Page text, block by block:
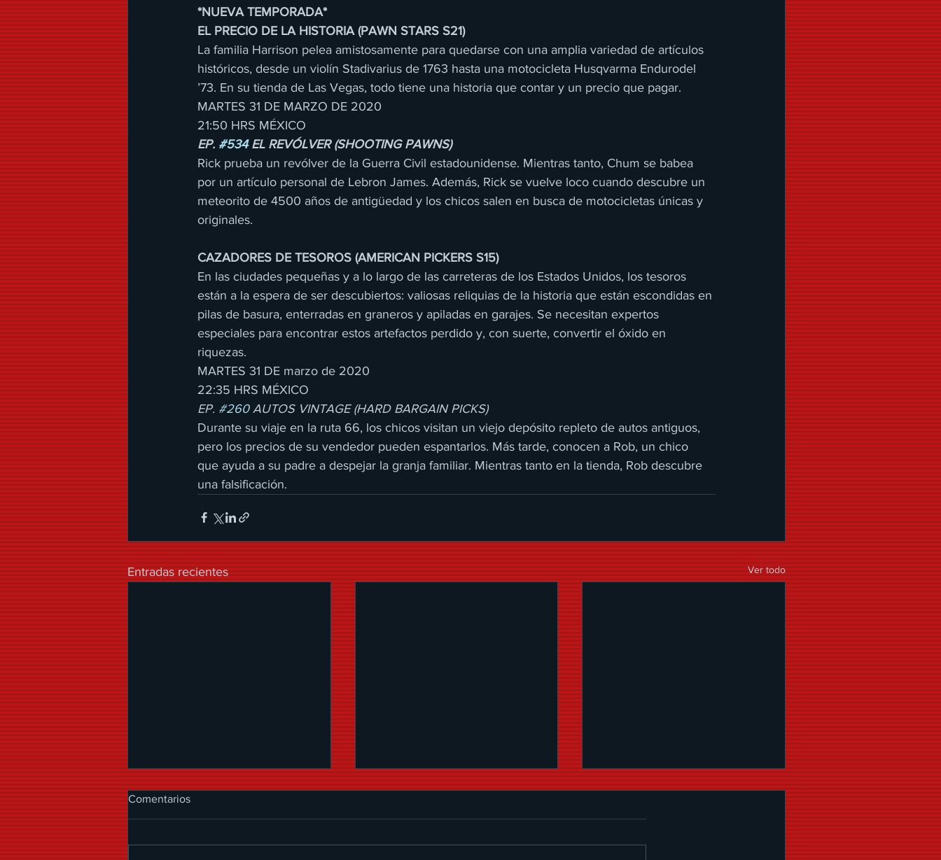
*NUEVA TEMPORADA*
EL PRECIO DE LA HISTORIA (PAWN STARS S21)
La familia Harrison pelea amistosamente para quedarse con una amplia variedad de artículos
históricos, desde un violín Stadivarius de 1763 hasta una motocicleta Husqvarma Endurodel
’73. En su tienda de Las Vegas, todo tiene una historia que contar y un precio que pagar.
MARTES 31 DE MARZO DE 2020
21:50 HRS MÉXICO
EP. #534 EL REVÓLVER (SHOOTING PAWNS)
Rick prueba un revólver de la Guerra Civil estadounidense. Mientras tanto, Chum se babea
por un artículo personal de Lebron James. Además, Rick se vuelve loco cuando descubre un
meteorito de 4500 años de antigüedad y los chicos salen en busca de motocicletas únicas y
originales.
CAZADORES DE TESOROS (AMERICAN PICKERS S15)
En las ciudades pequeñas y a lo largo de las carreteras de los Estados Unidos, los tesoros
están a la espera de ser descubiertos: valiosas reliquias de la historia que están escondidas en
pilas de basura, enterradas en graneros y apiladas en garajes. Se necesitan expertos
especiales para encontrar estos artefactos perdido y, con suerte, convertir el óxido en
riquezas.
MARTES 31 DE marzo de 2020
22:35 HRS MÉXICO
EP. #260 AUTOS VINTAGE (HARD BARGAIN PICKS)
Durante su viaje en la ruta 66, los chicos visitan un viejo depósito repleto de autos antiguos,
pero los precios de su vendedor pueden espantarlos. Más tarde, conocen a Rob, un chico
que ayuda a su padre a despejar la granja familiar. Mientras tanto en la tienda, Rob descubre
una falsificación.
Entradas recientes Ver todo
Comentarios